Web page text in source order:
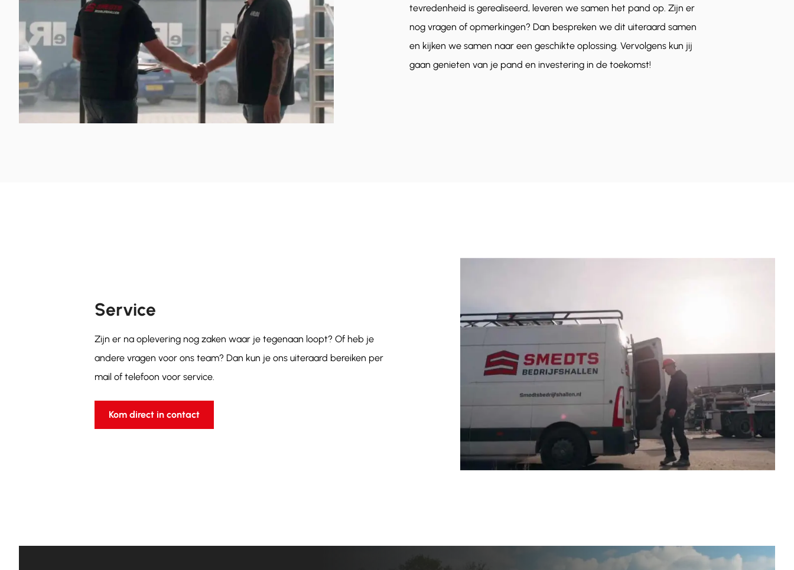
tevredenheid is gerealiseerd, leveren we samen het pand op. Zijn er
nog vragen of opmerkingen? Dan bespreken we dit uiteraard samen
en kijken we samen naar een geschikte oplossing. Vervolgens kun jij
gaan genieten van je pand en investering in de toekomst!
Service
Zijn er na oplevering nog zaken waar je tegenaan loopt? Of heb je
andere vragen voor ons team? Dan kun je ons uiteraard bereiken per
mail of telefoon voor service.
Kom direct in contact